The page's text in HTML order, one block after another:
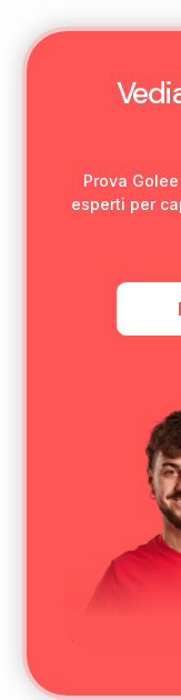
Prova
esperti per